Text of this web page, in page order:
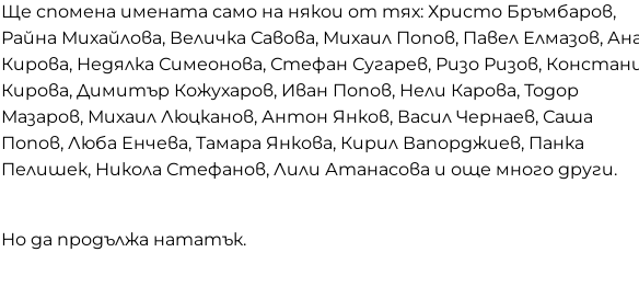
Ще спомена имената само на някои от тях: Христо Бръмбаров,
Райна Михайлова, Величка Савова, Михаил Попов, Павел Елмазов,
Кирова, Недялка Симеонова, Стефан Сугарев, Ризо Ризов,
Кирова, Димитър Кожухаров, Иван Попов, Нели Карова, Тодор
Мазаров, Михаил Люцканов, Антон Янков, Васил Чернаев, Саша
Попов, Люба Енчева, Тамара Янкова, Кирил Вапорджиев, Панка
Пелишек, Никола Стефанов, Лили Атанасова и още много други.
Но да продължа нататък.